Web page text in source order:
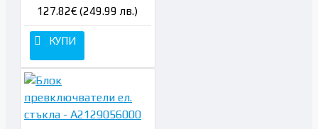
127.82€ (249.99 лв.)
КУПИ